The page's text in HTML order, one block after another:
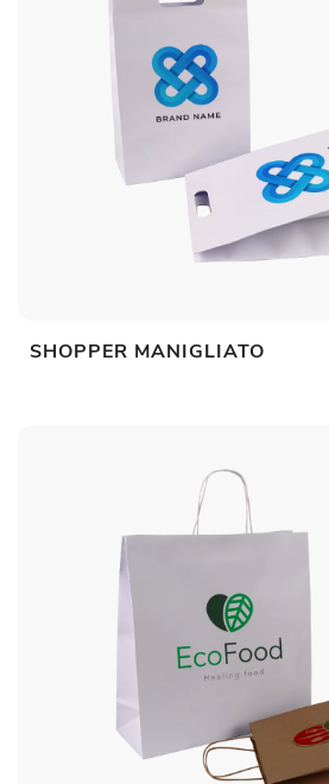
SHOPPER MANIGLIATO